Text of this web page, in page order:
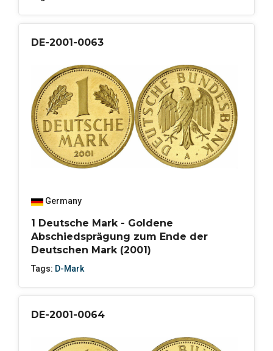
DE-2001-0063
Germany
1 Deutsche Mark - Goldene
Abschiedsprägung zum Ende der
Deutschen Mark (2001)
Tags: D-Mark
DE-2001-0064